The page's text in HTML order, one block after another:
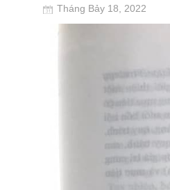
Tháng Bảy 18, 2022